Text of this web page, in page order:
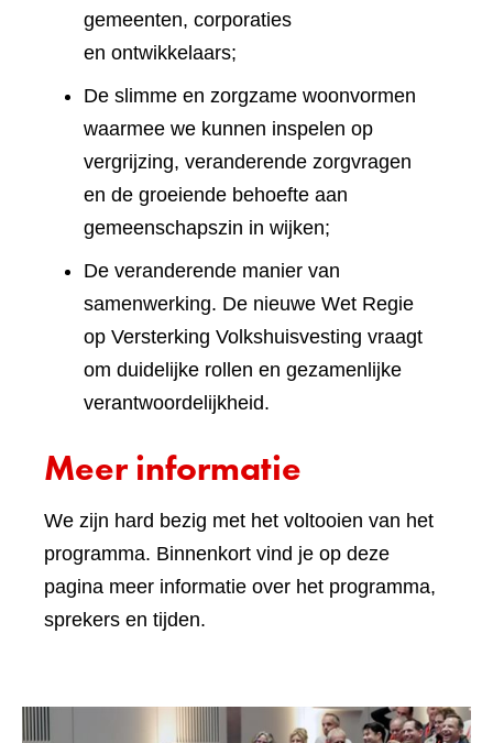
gemeenten, corporaties
en ontwikkelaars;
De slimme en zorgzame woonvormen
waarmee we kunnen inspelen op
vergrijzing, veranderende zorgvragen
en de groeiende behoefte aan
gemeenschapszin in wijken;
De veranderende manier van
samenwerking. De nieuwe Wet Regie
op Versterking Volkshuisvesting vraagt
om duidelijke rollen en gezamenlijke
verantwoordelijkheid.
Meer informatie
We zijn hard bezig met het voltooien van het
programma. Binnenkort vind je op deze
pagina meer informatie over het programma,
sprekers en tijden.